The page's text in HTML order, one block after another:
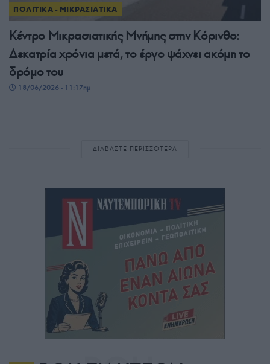
ΠΟΛΙΤΙΚΑ - ΜΙΚΡΑΣΙΑΤΙΚΑ
Κέντρο Μικρασιατικής Μνήμης στην Κόρινθο:
Δεκατρία χρόνια μετά, το έργο ψάχνει ακόμη το
δρόμο του
18/06/2026 - 11:17πμ
ΔΙΑΒΑΣΤΕ ΠΕΡΙΣΣΟΤΕΡΑ